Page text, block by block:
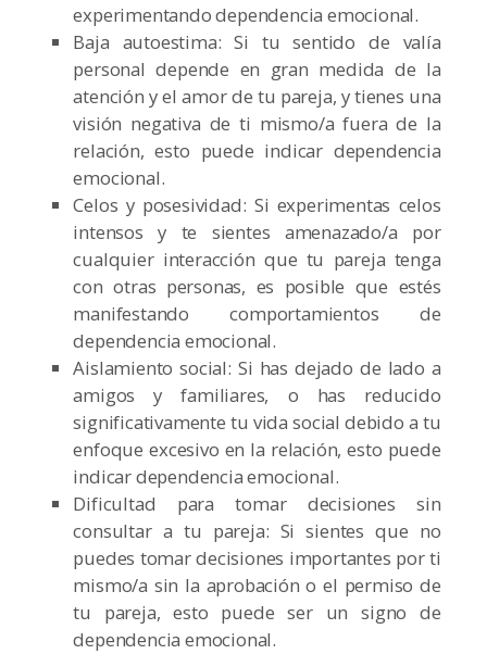
experimentando dependencia emocional.
Baja autoestima: Si tu sentido de valía
personal depende en gran medida de la
atención y el amor de tu pareja, y tienes una
visión negativa de ti mismo/a fuera de la
relación, esto puede indicar dependencia
emocional.
Celos y posesividad: Si experimentas celos
intensos y te sientes amenazado/a por
cualquier interacción que tu pareja tenga
con otras personas, es posible que estés
manifestando comportamientos de
dependencia emocional.
Aislamiento social: Si has dejado de lado a
amigos y familiares, o has reducido
significativamente tu vida social debido a tu
enfoque excesivo en la relación, esto puede
indicar dependencia emocional.
Dificultad para tomar decisiones sin
consultar a tu pareja: Si sientes que no
puedes tomar decisiones importantes por ti
mismo/a sin la aprobación o el permiso de
tu pareja, esto puede ser un signo de
dependencia emocional.